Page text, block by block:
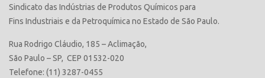
Sindicato das Indústrias de Produtos Químicos para
Fins Industriais e da Petroquímica no Estado de São Paulo.
Rua Rodrigo Cláudio, 185 – Aclimação,
São Paulo – SP, CEP 01532-020
Telefone: (11) 3287-0455